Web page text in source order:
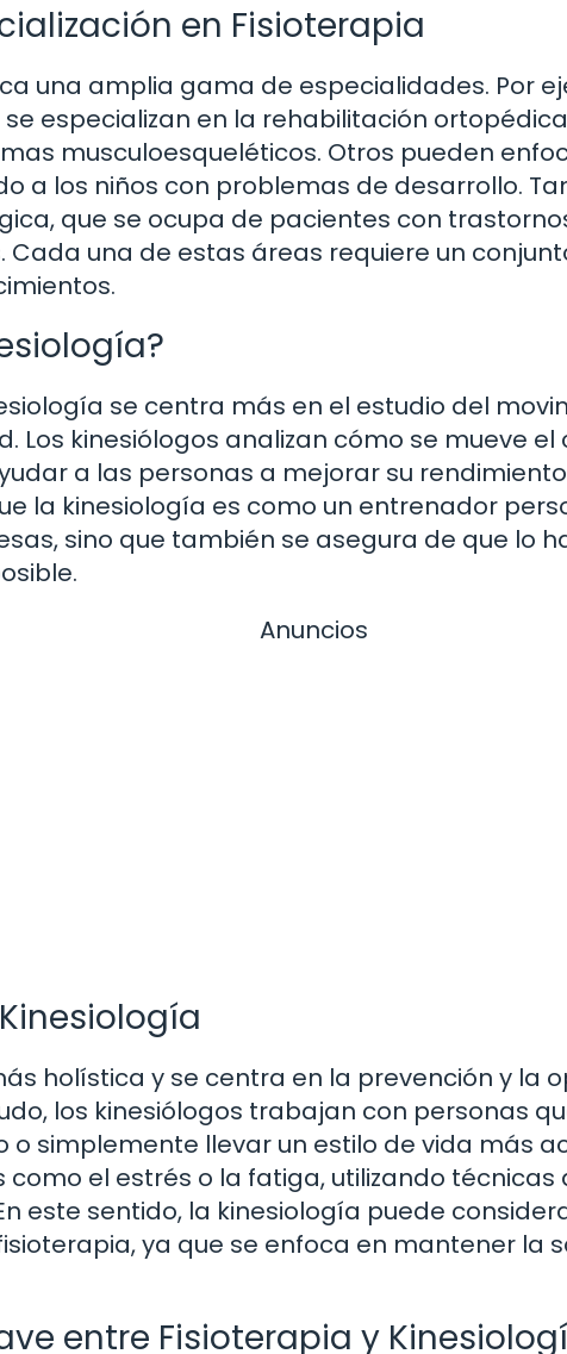
en Fisioterapia
una amplia gama de especialidades. Por
especializan en la rehabilitación
musculoesqueléticos. Otros pueden
a los niños con problemas de desarrollo.
que se ocupa de pacientes con
Cada una de estas áreas requiere un
se centra más en el estudio del
Los kinesiólogos analizan cómo se mueve el
a las personas a mejorar su
la kinesiología es como un entrenador
sino que también se asegura de que lo
Anuncios
holística y se centra en la prevención y la
los kinesiólogos trabajan con personas
o simplemente llevar un estilo de vida más
el estrés o la fatiga, utilizando técnicas
este sentido, la kinesiología puede
ya que se enfoca en mantener la
entre Fisioterapia y